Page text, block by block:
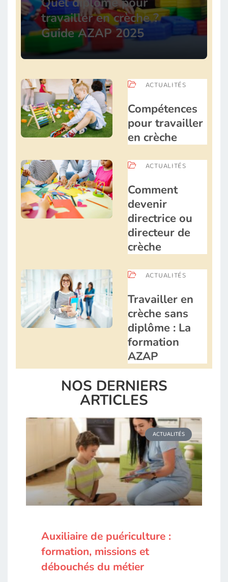
travailler en crèche ?
Guide AZAP 2025
ACTUALITÉS
Compétences
pour travailler
en crèche
ACTUALITÉS
Comment
devenir
directrice ou
directeur de
crèche
ACTUALITÉS
Travailler en
crèche sans
diplôme : La
formation
AZAP
NOS DERNIERS
ARTICLES
ACTUALITÉS
Auxiliaire de puériculture :
formation, missions et
débouchés du métier